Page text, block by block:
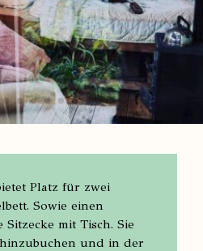
Platz für zwei
Sowie einen
Sitzecke mit Tisch. Sie
und in der